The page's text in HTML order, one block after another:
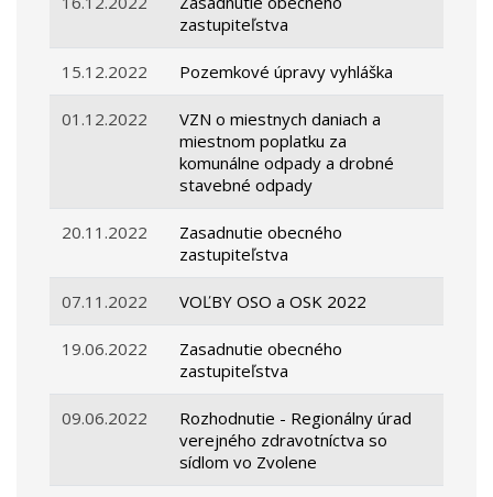
zastupiteľstva
15.12.2022 Pozemkové úpravy vyhláška
01.12.2022
VZN o miestnych daniach a
miestnom poplatku za
komunálne odpady a drobné
stavebné odpady
20.11.2022
Zasadnutie obecného
zastupiteľstva
07.11.2022 VOĽBY OSO a OSK 2022
19.06.2022
Zasadnutie obecného
zastupiteľstva
09.06.2022
Rozhodnutie - Regionálny úrad
verejného zdravotníctva so
sídlom vo Zvolene